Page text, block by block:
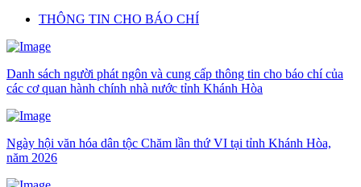
THÔNG TIN CHO BÁO CHÍ
Danh sách người phát ngôn và cung cấp thông tin cho báo chí của
các cơ quan hành chính nhà nước tỉnh Khánh Hòa
Ngày hội văn hóa dân tộc Chăm lần thứ VI tại tỉnh Khánh Hòa,
năm 2026